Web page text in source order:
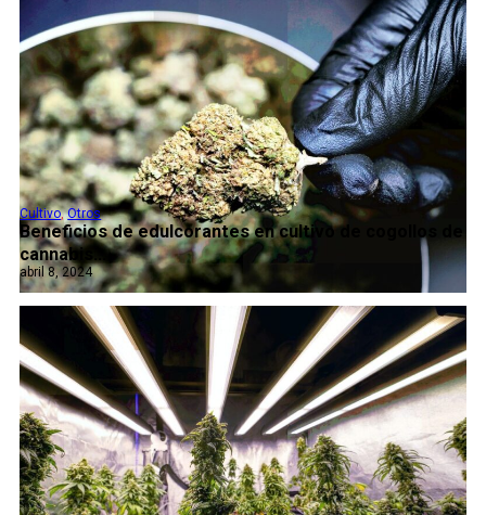
Beneficios de edulcorantes en cultivo de cogollos de
cannabis...
Cultivo,Otros
abril 8, 2024